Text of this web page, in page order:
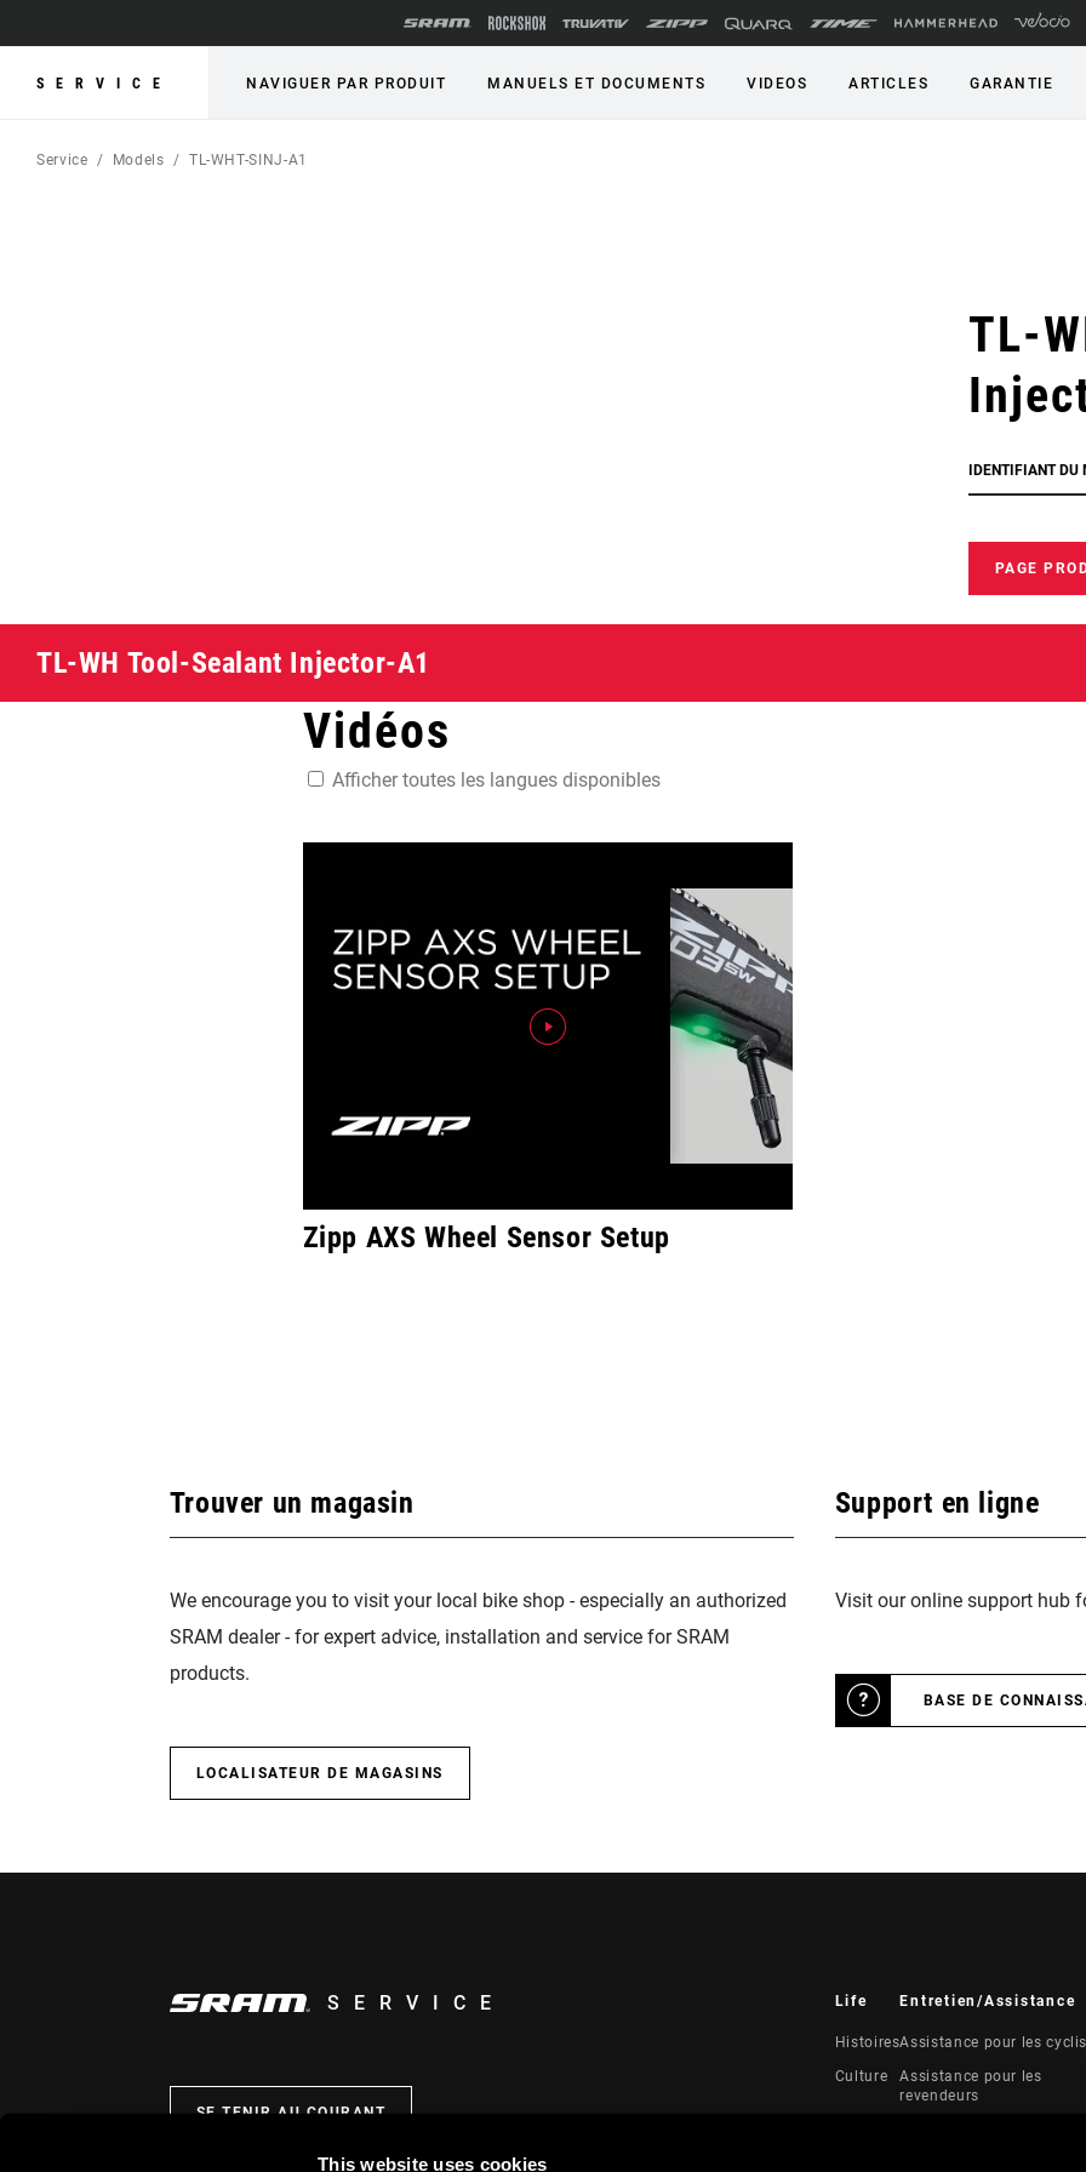
This website uses cookies
SERVICE NAVIGUER PAR PRODUIT MANUELS ET DOCUMENTS VIDEOS ARTICLES GARANTIE
Service Models TL-WHT-SINJ-A1
TL-
IDENTIFIANT
PAGE
TL-WH Tool-Sealant Injector-A1
Vidéos
Afficher toutes les langues disponibles
Zipp AXS Wheel Sensor Setup
Trouver un magasin
We encourage you to visit your local bike shop - especially an authorized
SRAM dealer - for expert advice, installation and service for SRAM
products.
LOCALISATEUR DE MAGASINS
Support en ligne
Visit our online support hub
BASE DE
SERVICE
SE TENIR AU COURANT
Life
Histoires
Culture
Entretien/Assistance
Assistance pour les
Assistance pour les
revendeurs